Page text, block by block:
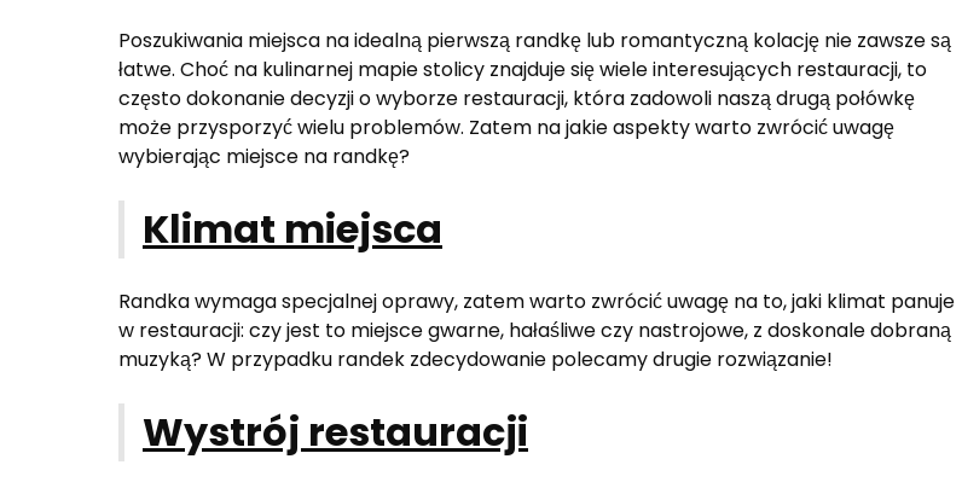
Poszukiwania miejsca na idealną pierwszą randkę lub romantyczną kolację nie zawsze są
łatwe. Choć na kulinarnej mapie stolicy znajduje się wiele interesujących restauracji, to
często dokonanie decyzji o wyborze restauracji, która zadowoli naszą drugą połówkę
może przysporzyć wielu problemów. Zatem na jakie aspekty warto zwrócić uwagę
wybierając miejsce na randkę?
Klimat miejsca
Randka wymaga specjalnej oprawy, zatem warto zwrócić uwagę na to, jaki klimat panuje
w restauracji: czy jest to miejsce gwarne, hałaśliwe czy nastrojowe, z doskonale dobraną
muzyką? W przypadku randek zdecydowanie polecamy drugie rozwiązanie!
Wystrój restauracji